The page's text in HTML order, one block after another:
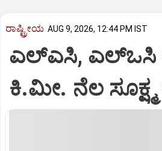
ರಾಷ್ಟ್ರೀಯ AUG 9, 2026, 12:44 PM IST
ಎಲ್‌ಎಸಿ, ಎಲ್‌ಒಸಿ
ಕಿ.ಮೀ. ನೆಲ